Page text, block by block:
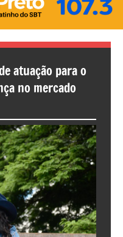
atuação para o
no mercado